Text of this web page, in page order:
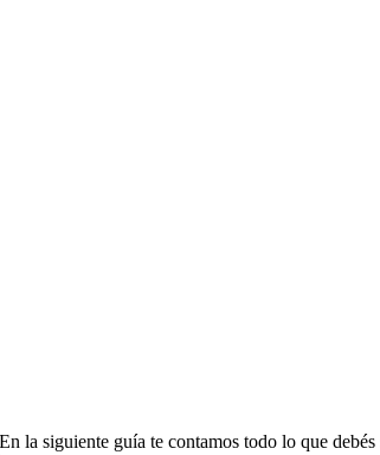
la siguiente guía te contamos todo lo que